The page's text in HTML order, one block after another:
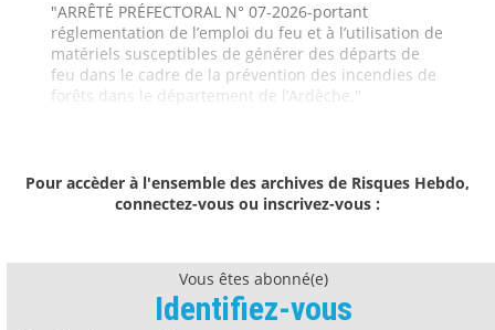
"ARRÊTÉ PRÉFECTORAL N° 07-2026-portant
réglementation de l’emploi du feu et à l’utilisation de
matériels susceptibles de générer des départs de
feu dans le cadre de la prévention des incendies de
forêts dans le département de l’Ardèche."
Pour accèder à l'ensemble des archives de Risques Hebdo,
connectez-vous ou inscrivez-vous :
Vous êtes abonné(e)
Identifiez-vous